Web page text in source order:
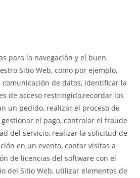
para la navegación y el buen
Sitio Web, como por ejemplo,
de datos, identificar la
de acceso restringido,recordar los
un pedido, realizar el proceso de
el pago, controlar el fraude
del servicio, realizar la solicitud de
en un evento, contar visitas a
de licencias del software con el
del Sitio Web, utilizar elementos de